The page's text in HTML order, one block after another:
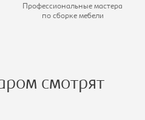
Профессиональные мастера
по сборке мебели
смотрят